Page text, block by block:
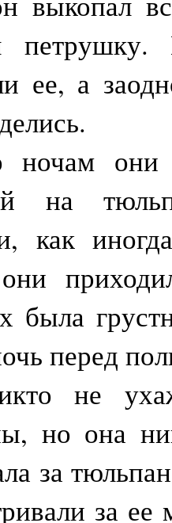
ее, а
они
на
как
была
перед
не
но она
за
за